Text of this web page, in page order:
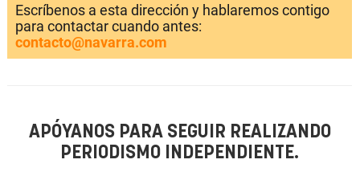
Escríbenos a esta dirección y hablaremos contigo
para contactar cuando antes:
contacto@navarra.com
APÓYANOS PARA SEGUIR REALIZANDO
PERIODISMO INDEPENDIENTE.